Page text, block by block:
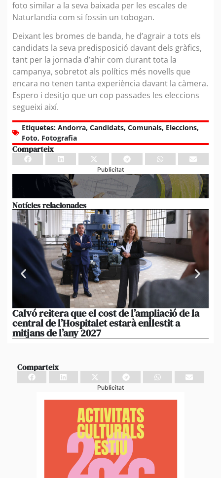
foto similar a la seva baixada per les escales de
Naturlandia com si fossin un tobogan.
Deixant les bromes de banda, he d’agrair a tots els
candidats la seva predisposició davant dels gràfics,
tant per la jornada d’ahir com durant tota la
campanya, sobretot als polítics més novells que
encara no tenen tanta experiència davant la càmera.
Espero i desitjo que un cop passades les eleccions
segueixi així.
Etiquetes: Andorra, Candidats, Comunals, Eleccions,
Foto, Fotografia
Comparteix
Publicitat
Notícies relacionades
Calvó reitera que el cost de l’ampliació de la
central de l’Hospitalet estarà enllestit a
mitjans de l’any 2027
Comparteix
Publicitat